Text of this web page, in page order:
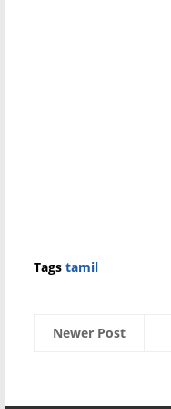
Tags tamil
Newer Post